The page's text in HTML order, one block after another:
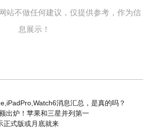
站不做任何建议，仅提供参考，作为信
息展示！
消息汇总，是真的吗？
出炉！苹果和三星并列第一
正式版或月底就来